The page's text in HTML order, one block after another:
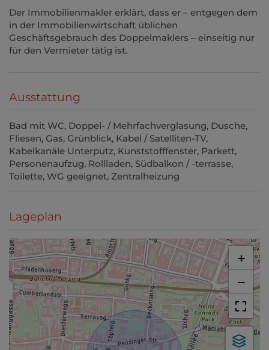
Der Immobilienmakler erklärt, dass er – entgegen dem
in der Immobilienwirtschaft üblichen
Geschäftsgebrauch des Doppelmaklers – einseitig nur
für den Vermieter tätig ist.
Ausstattung
Bad mit WC Doppel- / Mehrfachverglasung Dusche
Fliesen Gas Grünblick Kabel / Satelliten-TV
Kabelkanäle Unterputz Kunststofffenster Parkett
Personenaufzug Rollladen Südbalkon / -terrasse
Toilette WG geeignet Zentralheizung
Lageplan
+
−